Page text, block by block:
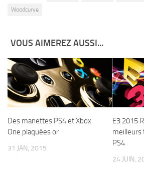
Woodcurve
VOUS AIMEREZ AUSSI...
Des manettes PS4 et Xbox
One plaquées or
31 JAN, 2015
E3 2015
meilleurs
PS4
24 JUIN,